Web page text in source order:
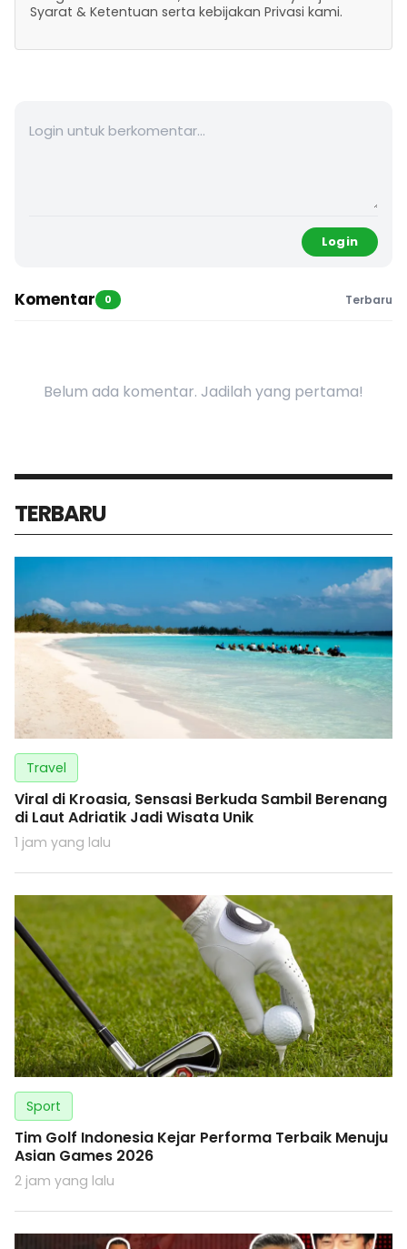
Syarat & Ketentuan serta kebijakan Privasi kami.
Login
Komentar 0 Terbaru
Belum ada komentar. Jadilah yang pertama!
TERBARU
Travel
Viral di Kroasia, Sensasi Berkuda Sambil Berenang
di Laut Adriatik Jadi Wisata Unik
1 jam yang lalu
Sport
Tim Golf Indonesia Kejar Performa Terbaik Menuju
Asian Games 2026
2 jam yang lalu